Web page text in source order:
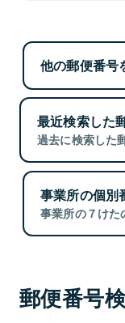
他の郵便番号
最近検索した
過去に検索した
事業所の個別
事業所の７けた
郵便番号